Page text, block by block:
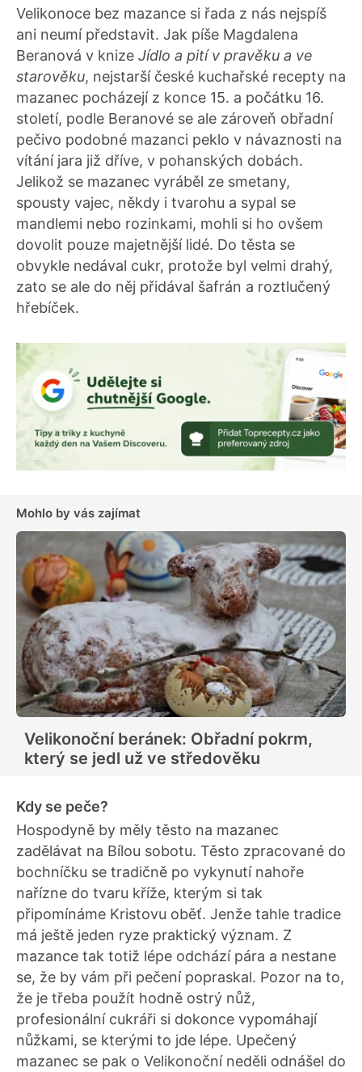
Velikonoce bez mazance si řada z nás nejspíš
ani neumí představit. Jak píše Magdalena
Beranová v knize Jídlo a pití v pravěku a ve
starověku, nejstarší české kuchařské recepty na
mazanec pocházejí z konce 15. a počátku 16.
století, podle Beranové se ale zároveň obřadní
pečivo podobné mazanci peklo v návaznosti na
vítání jara již dříve, v pohanských dobách.
Jelikož se mazanec vyráběl ze smetany,
spousty vajec, někdy i tvarohu a sypal se
mandlemi nebo rozinkami, mohli si ho ovšem
dovolit pouze majetnější lidé. Do těsta se
obvykle nedával cukr, protože byl velmi drahý,
zato se ale do něj přidával šafrán a roztlučený
hřebíček.
Mohlo by vás zajímat
Velikonoční beránek: Obřadní pokrm,
který se jedl už ve středověku
Kdy se peče?
Hospodyně by měly těsto na mazanec
zadělávat na Bílou sobotu. Těsto zpracované do
bochníčku se tradičně po vykynutí nahoře
nařízne do tvaru kříže, kterým si tak
připomínáme Kristovu oběť. Jenže tahle tradice
má ještě jeden ryze praktický význam. Z
mazance tak totiž lépe odchází pára a nestane
se, že by vám při pečení popraskal. Pozor na to,
že je třeba použít hodně ostrý nůž,
profesionální cukráři si dokonce vypomáhají
nůžkami, se kterými to jde lépe. Upečený
mazanec se pak o Velikonoční neděli odnášel do